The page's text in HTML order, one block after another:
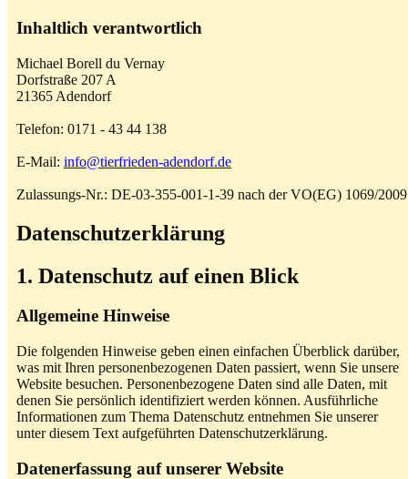
Inhaltlich verantwortlich
Michael Borell du Vernay
Dorfstraße 207 A
21365 Adendorf
Telefon: 0171 - 43 44 138
E-Mail: info@tierfrieden-adendorf.de
Zulassungs-Nr.: DE-03-355-001-1-39 nach der VO(EG) 1069/2009
Datenschutzerklärung
1. Datenschutz auf einen Blick
Allgemeine Hinweise
Die folgenden Hinweise geben einen einfachen Überblick darüber,
was mit Ihren personenbezogenen Daten passiert, wenn Sie unsere
Website besuchen. Personenbezogene Daten sind alle Daten, mit
denen Sie persönlich identifiziert werden können. Ausführliche
Informationen zum Thema Datenschutz entnehmen Sie unserer
unter diesem Text aufgeführten Datenschutzerklärung.
Datenerfassung auf unserer Website